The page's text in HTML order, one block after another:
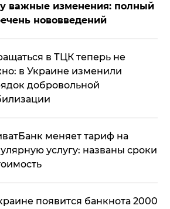
важные изменения: полный
нововведений
в ТЦК теперь не
в Украине изменили
добровольной
меняет тариф на
услугу: названы сроки
появится банкнота 2000